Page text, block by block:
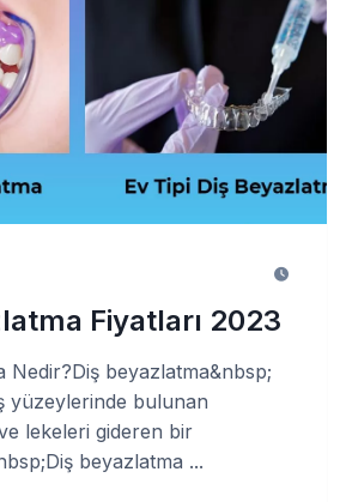
Fiyatları 2023
Nedir?Diş beyazlatma&nbsp;
yüzeylerinde bulunan
lekeleri gideren bir
beyazlatma ...